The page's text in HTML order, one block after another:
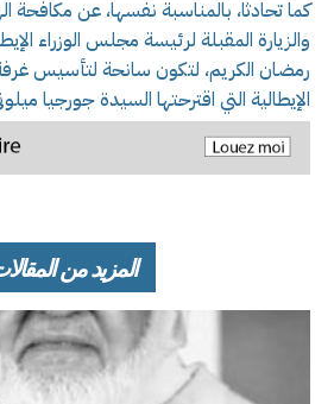
كما تحادثا، بالمناسبة نفسها، عن مكافحة
والزيارة المقبلة لرئيسة مجلس الوزراء
رمضان الكريم، لتكون سانحة لتأسيس غرفة
الإيطالية التي اقترحتها السيدة جورجيا
المزيد من